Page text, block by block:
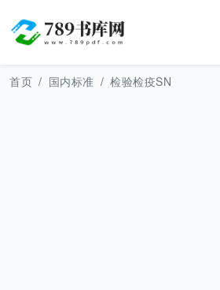
首页 国内标准 检验检疫SN